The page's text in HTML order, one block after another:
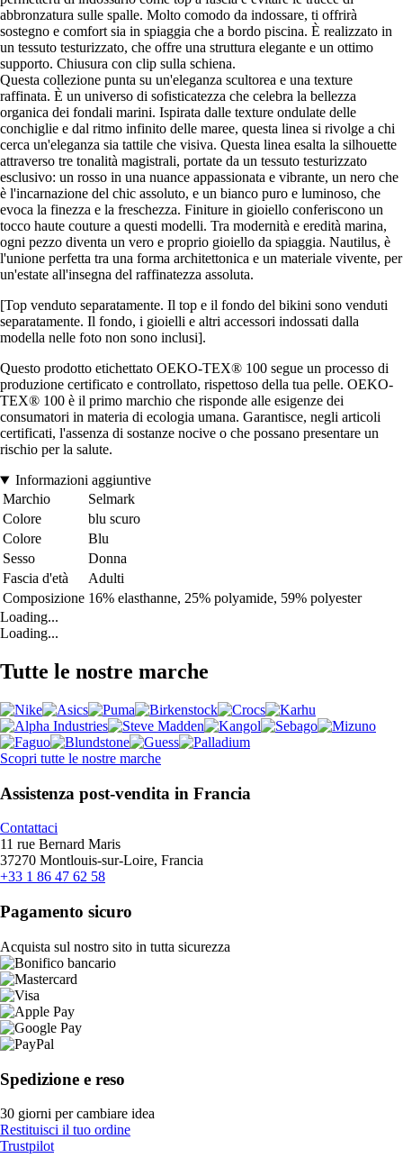
abbronzatura sulle spalle. Molto comodo da indossare, ti offrirà
sostegno e comfort sia in spiaggia che a bordo piscina. È realizzato in
un tessuto testurizzato, che offre una struttura elegante e un ottimo
supporto. Chiusura con clip sulla schiena.
Questa collezione punta su un'eleganza scultorea e una texture
raffinata. È un universo di sofisticatezza che celebra la bellezza
organica dei fondali marini. Ispirata dalle texture ondulate delle
conchiglie e dal ritmo infinito delle maree, questa linea si rivolge a chi
cerca un'eleganza sia tattile che visiva. Questa linea esalta la silhouette
attraverso tre tonalità magistrali, portate da un tessuto testurizzato
esclusivo: un rosso in una nuance appassionata e vibrante, un nero che
è l'incarnazione del chic assoluto, e un bianco puro e luminoso, che
evoca la finezza e la freschezza. Finiture in gioiello conferiscono un
tocco haute couture a questi modelli. Tra modernità e eredità marina,
ogni pezzo diventa un vero e proprio gioiello da spiaggia. Nautilus, è
l'unione perfetta tra una forma architettonica e un materiale vivente, per
un'estate all'insegna del raffinatezza assoluta.
[Top venduto separatamente. Il top e il fondo del bikini sono venduti
separatamente. Il fondo, i gioielli e altri accessori indossati dalla
modella nelle foto non sono inclusi].
Questo prodotto etichettato OEKO-TEX® 100 segue un processo di
produzione certificato e controllato, rispettoso della tua pelle. OEKO-
TEX® 100 è il primo marchio che risponde alle esigenze dei
consumatori in materia di ecologia umana. Garantisce, negli articoli
certificati, l'assenza di sostanze nocive o che possano presentare un
rischio per la salute.
Informazioni aggiuntive
Marchio
Selmark
Colore
blu scuro
Colore
Blu
Sesso
Donna
Fascia d'età
Adulti
Composizione 16% elasthanne, 25% polyamide, 59% polyester
Loading...
Loading...
Tutte le nostre marche
Scopri tutte le nostre marche
Assistenza post-vendita in Francia
Contattaci
11 rue Bernard Maris
37270 Montlouis-sur-Loire, Francia
+33 1 86 47 62 58
Pagamento sicuro
Acquista sul nostro sito in tutta sicurezza
Spedizione e reso
30 giorni per cambiare idea
Restituisci il tuo ordine
Trustpilot